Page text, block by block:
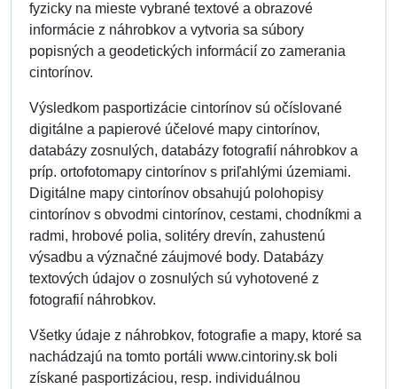
fyzicky na mieste vybrané textové a obrazové
informácie z náhrobkov a vytvoria sa súbory
popisných a geodetických informácií zo zamerania
cintorínov.
Výsledkom pasportizácie cintorínov sú očíslované
digitálne a papierové účelové mapy cintorínov,
databázy zosnulých, databázy fotografií náhrobkov a
príp. ortofotomapy cintorínov s priľahlými územiami.
Digitálne mapy cintorínov obsahujú polohopisy
cintorínov s obvodmi cintorínov, cestami, chodníkmi a
radmi, hrobové polia, solitéry drevín, zahustenú
výsadbu a význačné záujmové body. Databázy
textových údajov o zosnulých sú vyhotovené z
fotografií náhrobkov.
Všetky údaje z náhrobkov, fotografie a mapy, ktoré sa
nachádzajú na tomto portáli www.cintoriny.sk boli
získané pasportizáciou, resp. individuálnou